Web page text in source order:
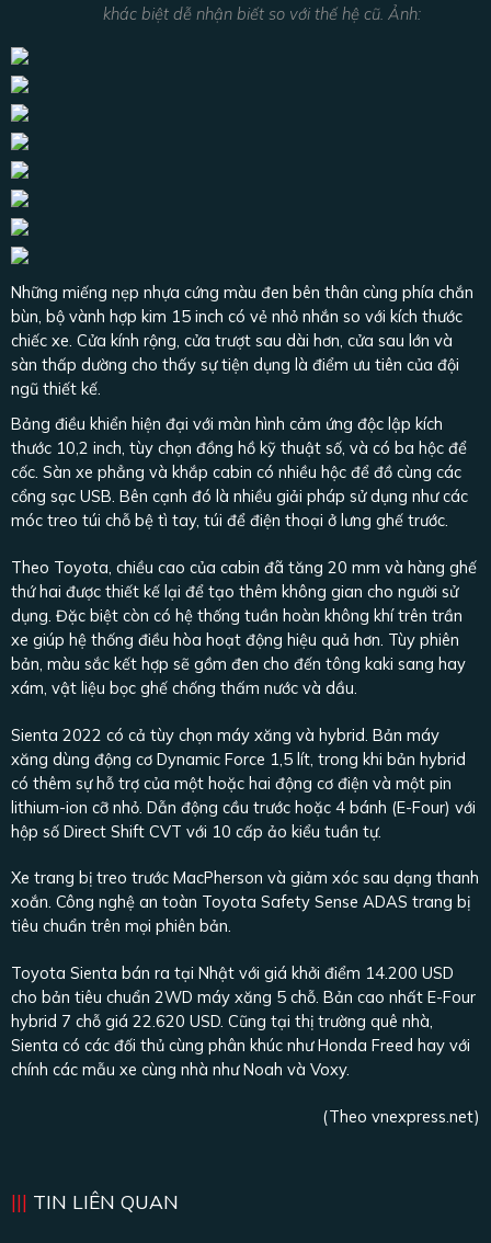
khác biệt dễ nhận biết so với thế hệ cũ. Ảnh:
Những miếng nẹp nhựa cứng màu đen bên thân cùng phía chắn
bùn, bộ vành hợp kim 15 inch có vẻ nhỏ nhắn so với kích thước
chiếc xe. Cửa kính rộng, cửa trượt sau dài hơn, cửa sau lớn và
sàn thấp dường cho thấy sự tiện dụng là điểm ưu tiên của đội
ngũ thiết kế.
Bảng điều khiển hiện đại với màn hình cảm ứng độc lập kích
thước 10,2 inch, tùy chọn đồng hồ kỹ thuật số, và có ba hộc để
cốc. Sàn xe phẳng và khắp cabin có nhiều hộc để đồ cùng các
cổng sạc USB. Bên cạnh đó là nhiều giải pháp sử dụng như các
móc treo túi chỗ bệ tì tay, túi để điện thoại ở lưng ghế trước.
Theo Toyota, chiều cao của cabin đã tăng 20 mm và hàng ghế
thứ hai được thiết kế lại để tạo thêm không gian cho người sử
dụng. Đặc biệt còn có hệ thống tuần hoàn không khí trên trần
xe giúp hệ thống điều hòa hoạt động hiệu quả hơn. Tùy phiên
bản, màu sắc kết hợp sẽ gồm đen cho đến tông kaki sang hay
xám, vật liệu bọc ghế chống thấm nước và dầu.
Sienta 2022 có cả tùy chọn máy xăng và hybrid. Bản máy
xăng dùng động cơ Dynamic Force 1,5 lít, trong khi bản hybrid
có thêm sự hỗ trợ của một hoặc hai động cơ điện và một pin
lithium-ion cỡ nhỏ. Dẫn động cầu trước hoặc 4 bánh (E-Four) với
hộp số Direct Shift CVT với 10 cấp ảo kiểu tuần tự.
Xe trang bị treo trước MacPherson và giảm xóc sau dạng thanh
xoắn. Công nghệ an toàn Toyota Safety Sense ADAS trang bị
tiêu chuẩn trên mọi phiên bản.
Toyota Sienta bán ra tại Nhật với giá khởi điểm 14.200 USD
cho bản tiêu chuẩn 2WD máy xăng 5 chỗ. Bản cao nhất E-Four
hybrid 7 chỗ giá 22.620 USD. Cũng tại thị trường quê nhà,
Sienta có các đối thủ cùng phân khúc như Honda Freed hay với
chính các mẫu xe cùng nhà như Noah và Voxy.
(Theo vnexpress.net)
TIN LIÊN QUAN